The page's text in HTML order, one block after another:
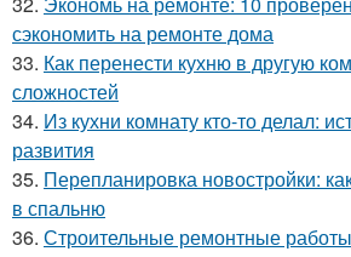
сэкономить на ремонте дома
33. Как перенести кухню в другую
сложностей
34. Из кухни комнату кто-то делал:
развития
35. Перепланировка новостройки:
в спальню
36. Строительные ремонтные